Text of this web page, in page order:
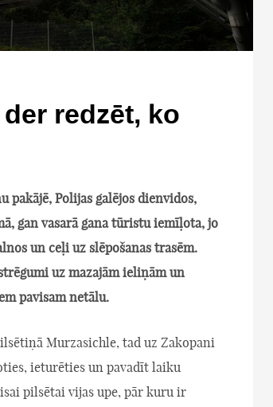
redzēt, ko
Polijas galējos dienvidos,
gan vasarā gana tūristu iemīļota, jo
un ceļi uz slēpošanas trasēm.
uz mazajām ieliņām un
pavisam netālu.
Murzasichle, tad uz Zakopani
ieturēties un pavadīt laiku
pilsētai vijas upe, pār kuru ir